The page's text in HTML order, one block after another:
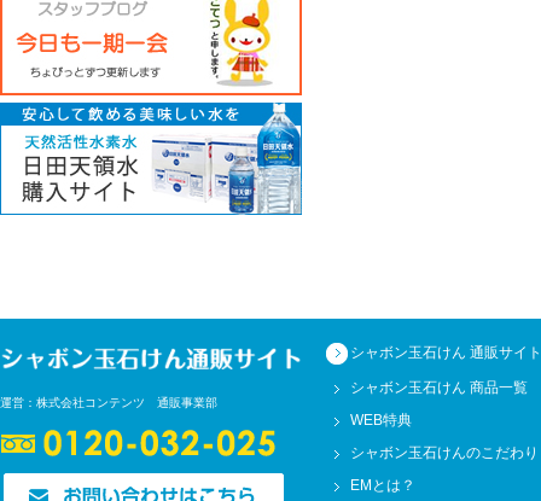
運営：株式会社コンテンツ 通販事業部
シャボン玉石けん 通販サイト
シャボン玉石けん 商品一覧
WEB特典
シャボン玉石けんのこだわり
EMとは？